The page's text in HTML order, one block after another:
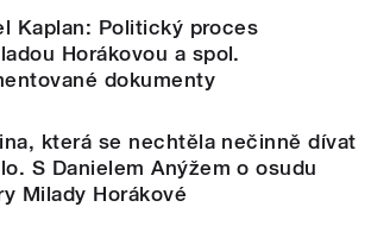
Kaplan: Politický proces
Horákovou a spol.
dokumenty
která se nechtěla nečinně dívat
S Danielem Anýžem o osudu
Milady Horákové